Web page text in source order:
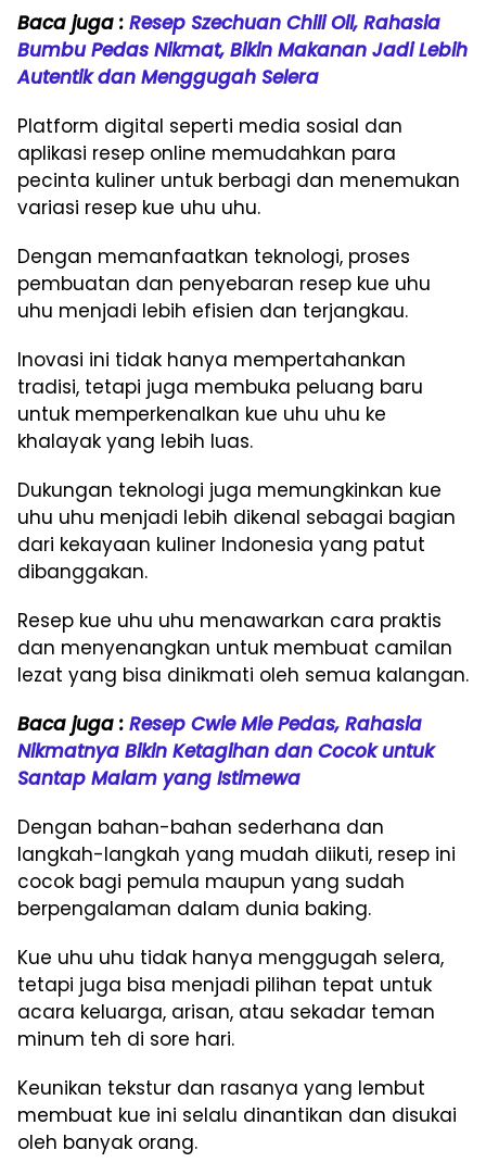
Baca juga : Resep Szechuan Chili Oil, Rahasia
Bumbu Pedas Nikmat, Bikin Makanan Jadi Lebih
Autentik dan Menggugah Selera
Platform digital seperti media sosial dan
aplikasi resep online memudahkan para
pecinta kuliner untuk berbagi dan menemukan
variasi resep kue uhu uhu.
Dengan memanfaatkan teknologi, proses
pembuatan dan penyebaran resep kue uhu
uhu menjadi lebih efisien dan terjangkau.
Inovasi ini tidak hanya mempertahankan
tradisi, tetapi juga membuka peluang baru
untuk memperkenalkan kue uhu uhu ke
khalayak yang lebih luas.
Dukungan teknologi juga memungkinkan kue
uhu uhu menjadi lebih dikenal sebagai bagian
dari kekayaan kuliner Indonesia yang patut
dibanggakan.
Resep kue uhu uhu menawarkan cara praktis
dan menyenangkan untuk membuat camilan
lezat yang bisa dinikmati oleh semua kalangan.
Baca juga : Resep Cwie Mie Pedas, Rahasia
Nikmatnya Bikin Ketagihan dan Cocok untuk
Santap Malam yang Istimewa
Dengan bahan-bahan sederhana dan
langkah-langkah yang mudah diikuti, resep ini
cocok bagi pemula maupun yang sudah
berpengalaman dalam dunia baking.
Kue uhu uhu tidak hanya menggugah selera,
tetapi juga bisa menjadi pilihan tepat untuk
acara keluarga, arisan, atau sekadar teman
minum teh di sore hari.
Keunikan tekstur dan rasanya yang lembut
membuat kue ini selalu dinantikan dan disukai
oleh banyak orang.